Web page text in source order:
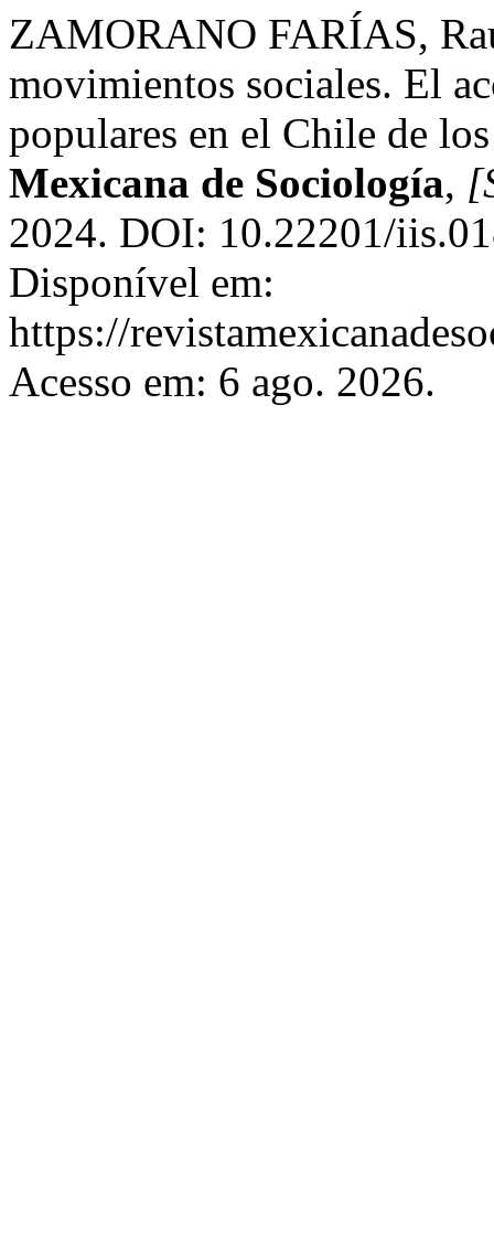
ZAMORANO FARÍAS,
movimientos sociales. El
populares en el Chile de
Mexicana de Sociología,
2024. DOI: 10.22201/
Disponível em:
https://
Acesso em: 6 ago. 2026.